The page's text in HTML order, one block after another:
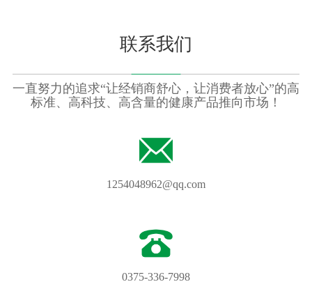
联系我们
一直努力的追求“让经销商舒心，让消费者放心”的高
标准、高科技、高含量的健康产品推向市场！
1254048962@qq.com
0375-336-7998